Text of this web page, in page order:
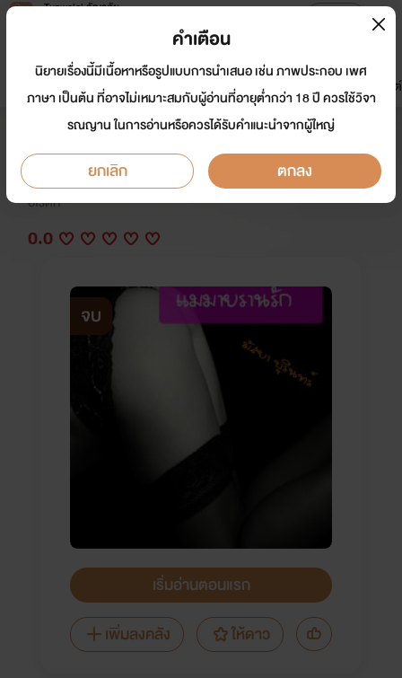
Tunwalai ธัญวลัย
หน้าแรก นิยาย อีบุ๊ก การ์ตูน
มาใหม่
ดรีมแชท ธัญลิสต์
แม่ม่ายร่านรัก
นักเขียน: มัสยา บุรินทร์
อีโรติก
0.0
จบ
เริ่มอ่านตอนแรก
เพิ่มลงคลัง
ให้ดาว
คำเตือน
นิยายเรื่องนี้มีเนื้อหาหรือรูปแบบการนำเสนอ เช่น ภาพประกอบ เพศ
ภาษา เป็นต้น ที่อาจไม่เหมาะสมกับผู้อ่านที่อายุต่ำกว่า 18 ปี ควรใช้วิจา
รณญาน ในการอ่านหรือควรได้รับคำแนะนำจากผู้ใหญ่
ยกเลิก ตกลง